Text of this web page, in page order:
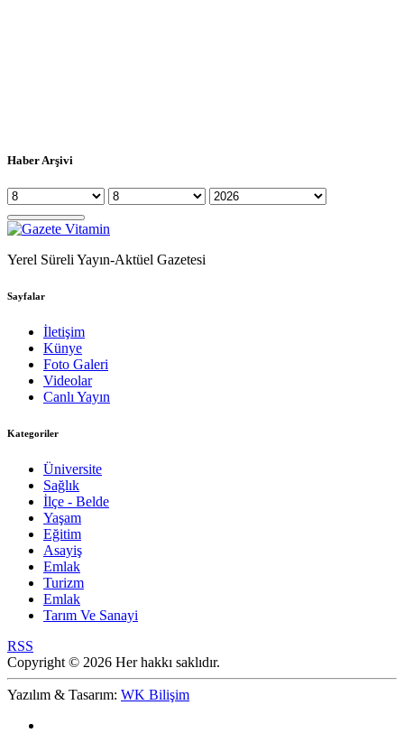
Haber Arşivi
Yerel Süreli Yayın-Aktüel Gazetesi
Sayfalar
İletişim
Künye
Foto Galeri
Videolar
Canlı Yayın
Kategoriler
Üniversite
Sağlık
İlçe - Belde
Yaşam
Eğitim
Asayiş
Emlak
Turizm
Emlak
Tarım Ve Sanayi
RSS
Copyright © 2026 Her hakkı saklıdır.
Yazılım & Tasarım: WK Bilişim